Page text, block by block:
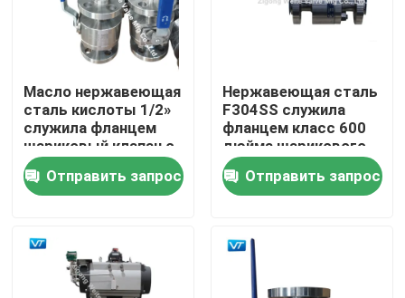
Продукты
О нас
Путешествие фабрики
Проверка качества
Масло нержавеющая
сталь кислоты 1/2»
служила фланцем
шариковый клапан с
OEM рычага
Отправить запрос
Нержавеющая сталь
F304SS служила
фланцем класс 600
дюйма шарикового
клапана 1/2 с
рычагом
Отправить запрос